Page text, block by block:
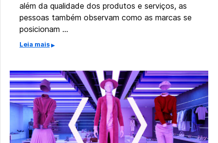
além da qualidade dos produtos e serviços, as
pessoas também observam como as marcas se
posicionam …
Leia mais